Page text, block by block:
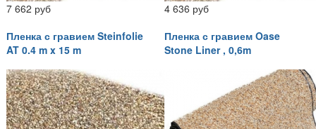
7 662 руб
4 636 руб
Пленка с гравием Steinfolie
AT 0.4 m x 15 m
Пленка с гравием Oase
Stone Liner , 0,6m